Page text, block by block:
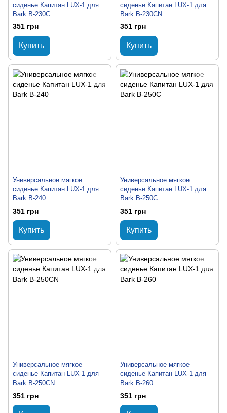
сиденье Капитан LUX-1 для
Bark B-230C
351 грн
Купить
сиденье Капитан LUX-1 для
Bark B-230CN
351 грн
Купить
Универсальное мягкое
сиденье Капитан LUX-1 для
Bark B-240
351 грн
Купить
Универсальное мягкое
сиденье Капитан LUX-1 для
Bark B-250C
351 грн
Купить
Универсальное мягкое
сиденье Капитан LUX-1 для
Bark B-250CN
351 грн
Универсальное мягкое
сиденье Капитан LUX-1 для
Bark B-260
351 грн